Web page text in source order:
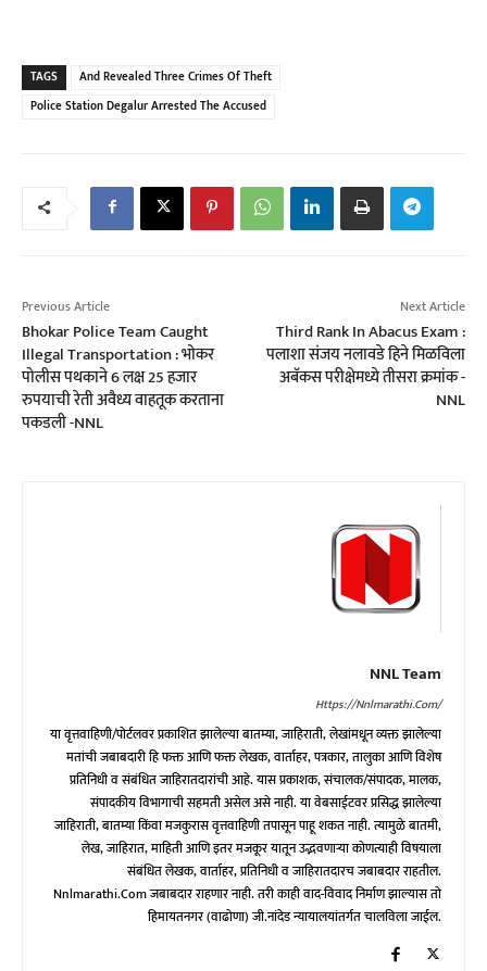
TAGS
And Revealed Three Crimes Of Theft
Police Station Degalur Arrested The Accused
Previous Article
Bhokar Police Team Caught
Illegal Transportation : भोकर
पोलीस पथकाने 6 लक्ष 25 हजार
रुपयाची रेती अवैध्य वाहतूक करताना
पकडली -NNL
Next Article
Third Rank In Abacus Exam :
पलाशा संजय नलावडे हिने मिळविला
अबॅकस परीक्षेमध्ये तीसरा क्रमांक -
NNL
NNL Team
Https://nnlmarathi.com/
या वृत्तवाहिणी/पोर्टलवर प्रकाशित झालेल्या बातम्या, जाहिराती, लेखांमधून व्यक्त झालेल्या
मतांची जबाबदारी हि फक्त आणि फक्त लेखक, वार्ताहर, पत्रकार, तालुका आणि विशेष
प्रतिनिधी व संबंधित जाहिरातदारांची आहे. यास प्रकाशक, संचालक/संपादक, मालक,
संपादकीय विभागाची सहमती असेल असे नाही. या वेबसाईटवर प्रसिद्ध झालेल्या
जाहिराती, बातम्या किंवा मजकुरास वृत्तवाहिणी तपासून पाहू शकत नाही. त्यामुळे बातमी,
लेख, जाहिरात, माहिती आणि इतर मजकूर यातून उद्भवणाऱ्या कोणत्याही विषयाला
संबंधित लेखक, वार्ताहर, प्रतिनिधी व जाहिरातदारच जबाबदार राहतील.
Nnlmarathi.com जबाबदार राहणार नाही. तरी काही वाद-विवाद निर्माण झाल्यास तो
हिमायतनगर (वाढोणा) जी.नांदेड न्यायालयांतर्गत चालविला जाईल.